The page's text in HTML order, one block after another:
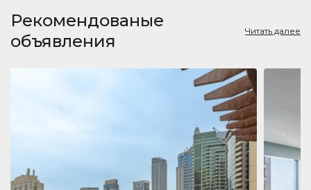
Рекомендованые
объявления
Читать далее